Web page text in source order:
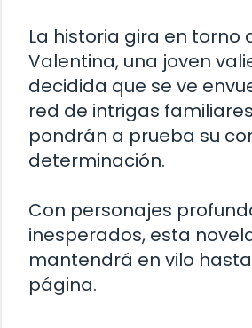
La historia gira en torno
Valentina, una joven
decidida que se ve
red de intrigas
pondrán a prueba su
determinación.
Con personajes
inesperados, esta
mantendrá en vilo
página.